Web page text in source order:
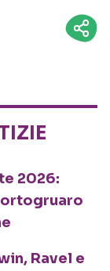
2026:
Ravel e